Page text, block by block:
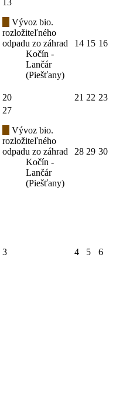
13
Vývoz bio.
rozložiteľného
odpadu zo záhrad
Kočín -
Lančár
(Piešťany)
14 15 16
20 21 22 23
27
Vývoz bio.
rozložiteľného
odpadu zo záhrad
Kočín -
Lančár
(Piešťany)
28 29 30
3 4 5 6